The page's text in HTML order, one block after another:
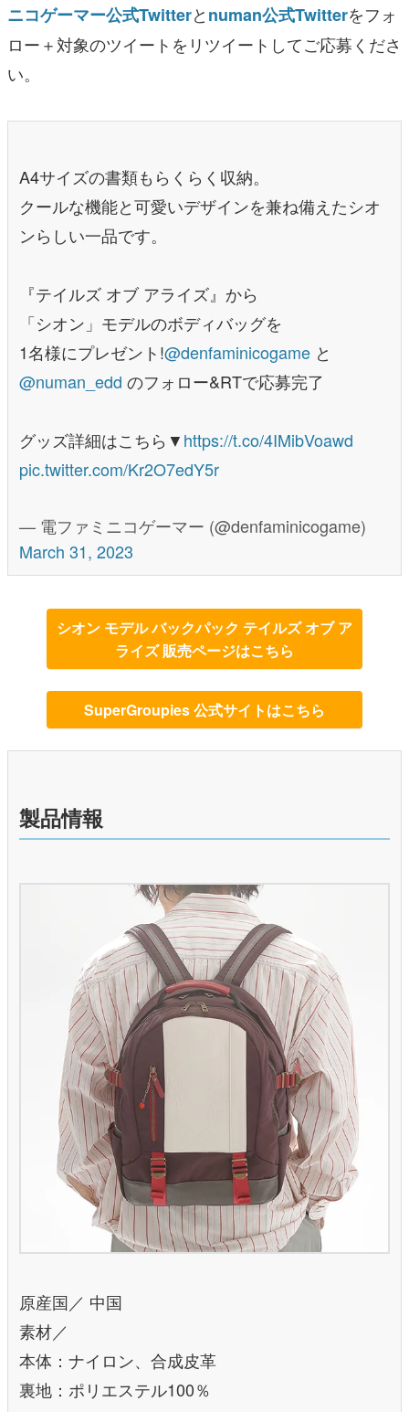
ニコゲーマー公式Twitterとnuman公式Twitterをフォ
ロー＋対象のツイートをリツイートしてご応募くださ
い。
A4サイズの書類もらくらく収納。
クールな機能と可愛いデザインを兼ね備えたシオ
ンらしい一品です。
『テイルズ オブ アライズ』から
「シオン」モデルのボディバッグを
1名様にプレゼント!@denfaminicogame と
@numan_edd のフォロー&RTで応募完了
グッズ詳細はこちら▼https://t.co/4IMibVoawd
pic.twitter.com/Kr2O7edY5r
— 電ファミニコゲーマー (@denfaminicogame)
March 31, 2023
シオン モデル バックパック テイルズ オブ ア
ライズ 販売ページはこちら
SuperGroupies 公式サイトはこちら
製品情報
原産国／ 中国
素材／
本体：ナイロン、合成皮革
裏地：ポリエステル100％